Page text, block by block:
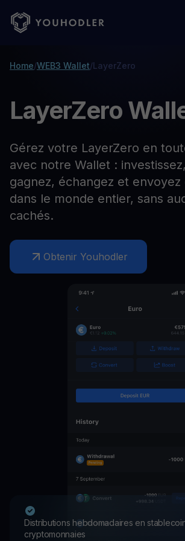
Home/WEB3 Wallet/LayerZero
LayerZero
Gérez votre LayerZero en
avec notre Wallet :
gagnez, échangez et envoyez
dans le monde entier, sans
cachés.
Obtenir Youhodler
Distributions hebdomadaires en
cryptomonnaies